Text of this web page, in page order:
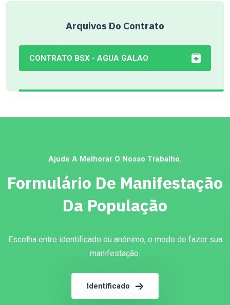
Arquivos Do Contrato
CONTRATO BSX - AGUA GALAO
Ajude A Melhorar O Nosso Trabalho.
Formulário De Manifestação
Da População
Escolha entre identificado ou anônimo, o modo de fazer sua
manifestação.
Identificado